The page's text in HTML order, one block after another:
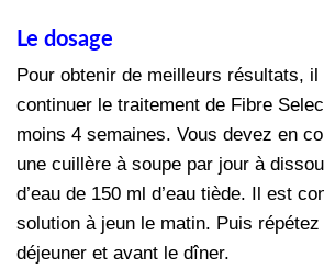
Le dosage
Pour obtenir de meilleurs résultats,
continuer le traitement de Fibre
moins 4 semaines. Vous devez en
une cuillère à soupe par jour à
d’eau de 150 ml d’eau tiède. Il est
solution à jeun le matin. Puis
déjeuner et avant le dîner.